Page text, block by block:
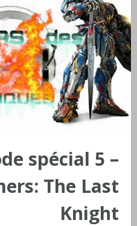
spécial 5 –
The Last
Knight